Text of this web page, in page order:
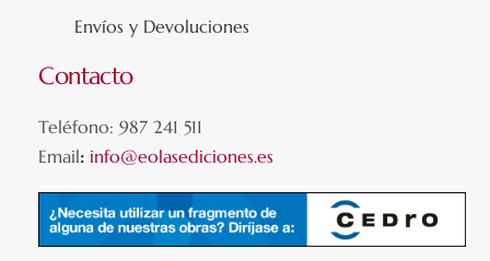
Envíos y Devoluciones
Contacto
Teléfono: 987 241 511
Email: info@eolasediciones.es